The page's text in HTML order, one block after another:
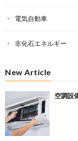
電気自動車
非化石エネルギー
New Article
空調設